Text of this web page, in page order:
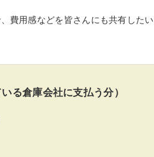
費用感などを皆さんにも共有した
る倉庫会社に支払う分）